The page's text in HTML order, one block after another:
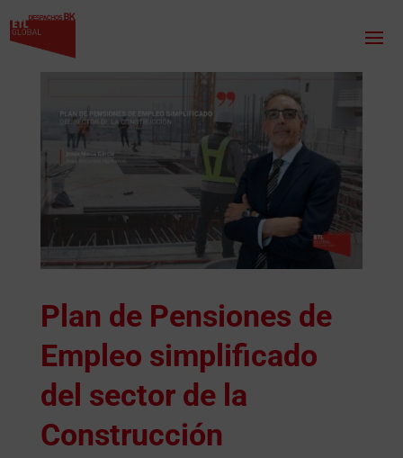
Plan de Pensiones de
Empleo simplificado
del sector de la
Construcción